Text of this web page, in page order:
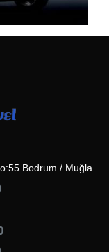
Bodrum / Muğla